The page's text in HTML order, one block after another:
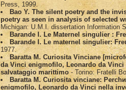
Press, 1999.
Bao Y. The silent poetry and the
poetry as seen in analysis of selected
Michigan: U.M.I. dissertation Information
Barande I. Le Maternel singulier :
Barande I. Le maternel singulier:
1977.
Baratta M. Curiositа Vinciane
da Vinci enigmofilo, Leonardo da
salvataggio marittimo- Torino: Fratelli
Baratta M. Curiositа vinciane:
enigmofilo, Leonardo da Vinci nella